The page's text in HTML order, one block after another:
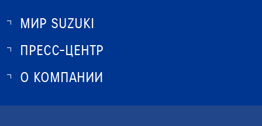
МИР SUZUKI
О SUZUKI
ПРЕСС-ЦЕНТР
НОВОСТИ
О КОМПАНИИ